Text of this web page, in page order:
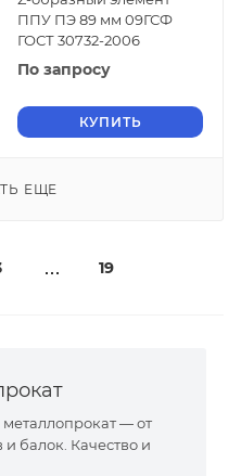
ППУ ПЭ 89 мм 09ГСФ
ГОСТ 30732-2006
По запросу
КУПИТЬ
ЕЩЕ
19
— от
и балок. Качество и